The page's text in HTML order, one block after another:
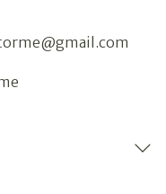
gmail.com